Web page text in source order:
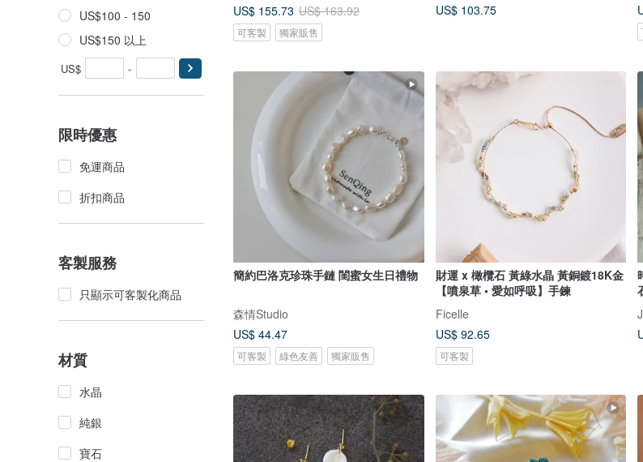
US$100 - 150
US$150 以上
US$ -
限時優惠
免運商品
折扣商品
客製服務
只顯示可客製化商品
材質
水晶
純銀
寶石
US$ 155.73 US$ 163.92
可客製 獨家販售
US$ 103.75
簡約巴洛克珍珠手鏈 閨蜜女生日禮物
森情Studio
US$ 44.47
可客製 綠色友善 獨家販售
財運 x 橄欖石 黃綠水晶 黃銅鍍18K金
【噴泉草 • 愛如呼吸】手鍊
Ficelle
US$ 92.65
可客製